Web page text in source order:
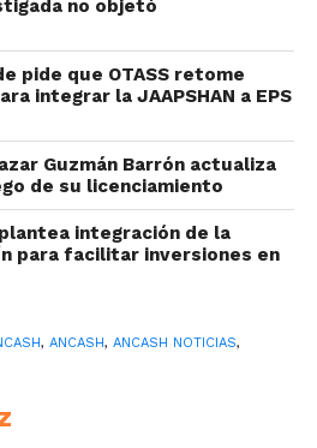
no objetó
pide que OTASS retome
integrar la JAAPSHAN a EPS
Guzmán Barrón actualiza
de su licenciamiento
integración de la
para facilitar inversiones en
, ANCASH, ANCASH NOTICIAS,